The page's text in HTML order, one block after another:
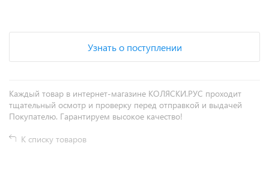
Узнать о поступлении
Каждый товар в интернет-магазине КОЛЯСКИ.РУС проходит
тщательный осмотр и проверку перед отправкой и выдачей
Покупателю. Гарантируем высокое качество!
К списку товаров